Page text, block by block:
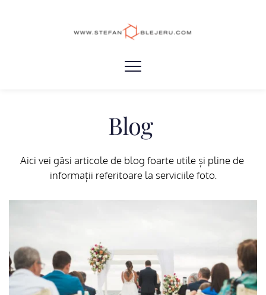
Blog
Aici vei găsi articole de blog foarte utile și pline de
informații referitoare la serviciile foto.